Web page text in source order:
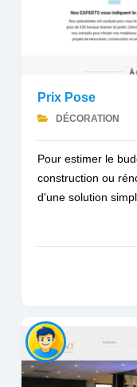
Prix Pose
DÉCORATION
Pour estimer le
construction ou
d'une solution